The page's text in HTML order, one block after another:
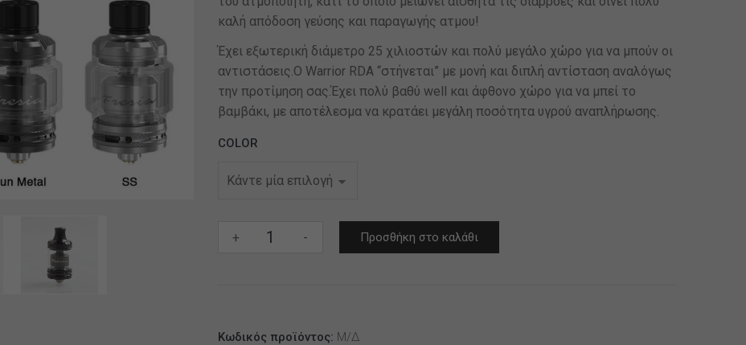
καλή απόδοση γεύσης και παραγωγής ατμου!
Έχει εξωτερική διάμετρο 25 χιλιοστών και πολύ μεγάλο χώρο για να μπούν οι
αντιστάσεις.Ο Warrior RDA “στήνεται” με μονή και διπλή αντίσταση αναλόγως
την προτίμηση σας.Έχει πολύ βαθύ well και άφθονο χώρο για να μπεί το
βαμβάκι, με αποτέλεσμα να κρατάει μεγάλη ποσότητα υγρού αναπλήρωσης.
COLOR
+
Damn
ποσότητα
- Προσθήκη στο καλάθι
Κωδικός προϊόντος: Μ/Δ